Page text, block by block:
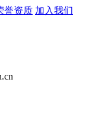
誉资质 加入我们